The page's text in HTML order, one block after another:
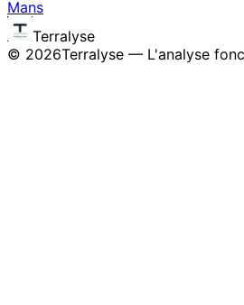
Mans
Terralyse
© 2026Terralyse — L'analyse